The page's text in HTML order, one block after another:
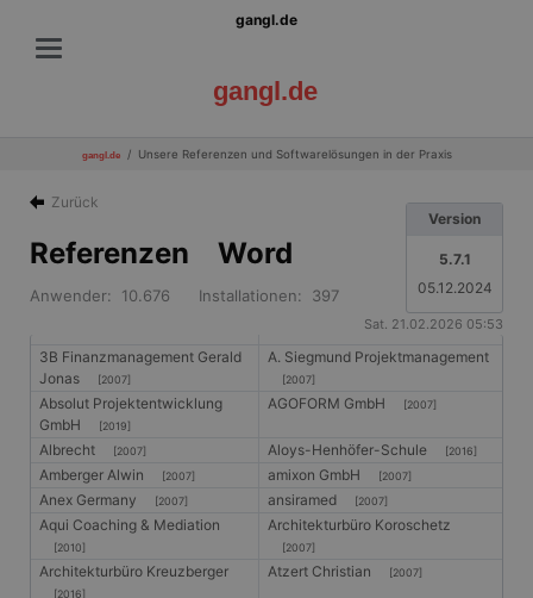
gangl.de
gangl.de
gangl.de Unsere Referenzen und Softwarelösungen in der Praxis
Zurück
Version
5.7.1
05.12.2024
Referenzen Word
Anwender: 10.676 Installationen: 397
Sat. 21.02.2026 05:53
3B Finanzmanagement Gerald
Jonas
[2007]
A. Siegmund Projektmanagement
[2007]
Absolut Projektentwicklung
GmbH
[2019]
AGOFORM GmbH [2007]
Albrecht [2007] Aloys-Henhöfer-Schule [2016]
Amberger Alwin [2007] amixon GmbH [2007]
Anex Germany [2007] ansiramed [2007]
Aqui Coaching & Mediation
[2010]
Architekturbüro Koroschetz
[2007]
Architekturbüro Kreuzberger
[2016]
Atzert Christian [2007]